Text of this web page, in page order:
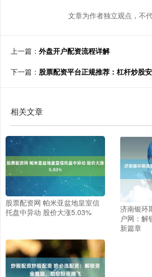
文章为作者独立观点，不
上一篇： 外盘开户配资流程详解
下一篇： 股票配资平台正规推荐：杠杆炒股
相关文章
股票配资网 帕米亚盆地皇室信
托盘中异动 股价大涨5.03%
济南银环
户网：解
新篇章